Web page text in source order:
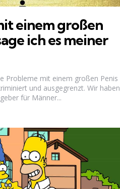
einem großen
ich es meiner
Probleme mit einem großen Penis
und ausgegrenzt. Wir haben
für Männer...